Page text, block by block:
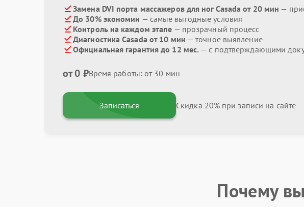
Замена DVI порта массажеров для ног Casada от 20 мин —
До 30% экономии — самые выгодные условия
Контроль на каждом этапе — прозрачный процесс
Диагностика Casada от 10 мин — точное выявление
Официальная гарантия до 12 мес. — с подтверждающими
от 0 ₽Время работы: от 30 мин
Записаться Скидка 20% при записи на сайте
Почему